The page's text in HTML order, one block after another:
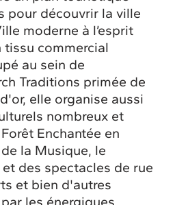
pour découvrir la ville
moderne à l’esprit
commercial
au sein de
Traditions primée de
elle organise aussi
nombreux et
Enchantée en
la Musique, le
des spectacles de rue
et bien d'autres